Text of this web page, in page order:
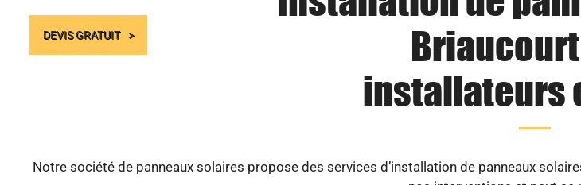
DEVIS GRATUIT
Briaucourt
installateurs
Notre société de panneaux solaires propose des services d’installation de panneaux